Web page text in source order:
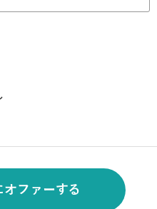
オファーする